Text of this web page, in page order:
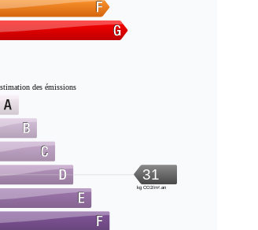
des émissions
31
kg CO2/m².an